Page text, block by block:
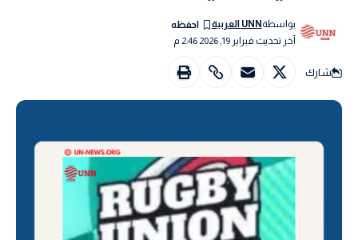
آخر تحديث فبراير 19, 2026 2:46 م
بواسطةUNN العربية
شارك